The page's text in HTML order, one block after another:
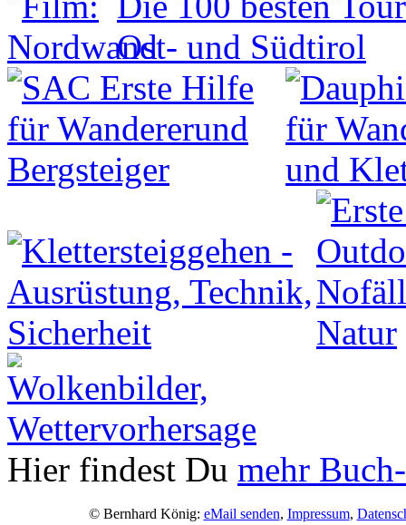
Hier findest Du mehr
© Bernhard König: eMail senden, Impressum,